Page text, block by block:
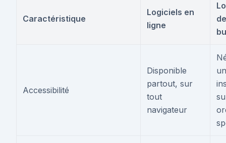
Caractéristique
Logiciels en
ligne
de
Accessibilité
Disponible
partout, sur
tout
navigateur